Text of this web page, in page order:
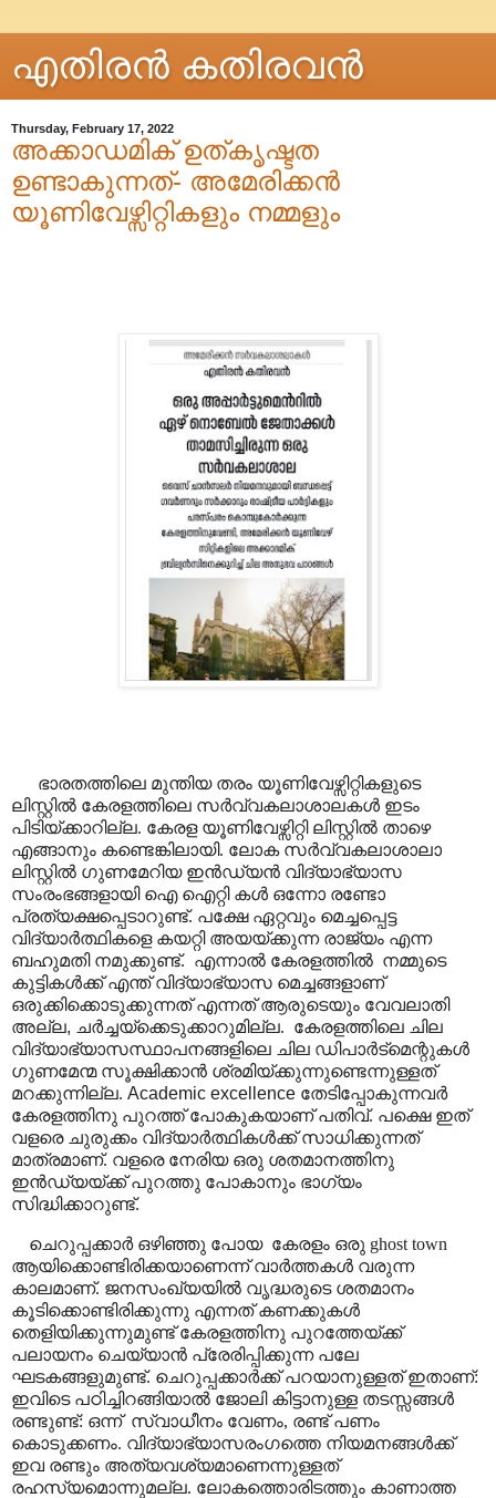
എതിരന്‍ കതിരവന്‍
Thursday, February 17, 2022
അക്കാഡമിക് ഉത്കൃഷ്ടത
ഉണ്ടാകുന്നത്- അമേരിക്കൻ
യൂണിവേഴ്സിറ്റികളും നമ്മളും
ഭാരതത്തിലെ മുന്തിയ തരം യൂണിവേഴ്സിറ്റികളുടെ
ലിസ്റ്റിൽ കേരളത്തിലെ സർവ്വകലാശാലകൾ ഇടം
പിടിയ്ക്കാറില്ല. കേരള യൂണിവേഴ്സിറ്റി ലിസ്റ്റിൽ താഴെ
എങ്ങാനും കണ്ടെങ്കിലായി. ലോക സർവ്വകലാശാലാ
ലിസ്റ്റിൽ ഗുണമേറിയ ഇൻഡ്യൻ വിദ്യാഭ്യാസ
സംരംഭങ്ങളായി ഐ ഐറ്റി കൾ ഒന്നോ രണ്ടോ
പ്രത്യക്ഷപ്പെടാറുണ്ട്. പക്ഷേ ഏറ്റവും മെച്ചപ്പെട്ട
വിദ്യാർത്ഥികളെ കയറ്റി അയയ്ക്കുന്ന രാജ്യം എന്ന
ബഹുമതി നമുക്കുണ്ട്. എന്നാൽ കേരളത്തിൽ നമ്മുടെ
കുട്ടികൾക്ക് എന്ത് വിദ്യാഭ്യാസ മെച്ചങ്ങളാണ്
ഒരുക്കിക്കൊടുക്കുന്നത് എന്നത് ആരുടെയും വേവലാതി
അല്ല, ചർച്ചയ്ക്കെടുക്കാറുമില്ല. കേരളത്തിലെ ചില
വിദ്യാഭ്യാസസ്ഥാപനങ്ങളിലെ ചില ഡിപാർട്മെന്റുകൾ
ഗുണമേന്മ സൂക്ഷിക്കാൻ ശ്രമിയ്ക്കുന്നുണ്ടെന്നുള്ളത്
മറക്കുന്നില്ല. Academic excellence തേടിപ്പോകുന്നവർ
കേരളത്തിനു പുറത്ത് പോകുകയാണ് പതിവ്. പക്ഷെ ഇത്
വളരെ ചുരുക്കം വിദ്യാർത്ഥികൾക്ക് സാധിക്കുന്നത്
മാത്രമാണ്. വളരെ നേരിയ ഒരു ശതമാനത്തിനു
ഇൻഡ്യയ്ക്ക് പുറത്തു പോകാനും ഭാഗ്യം
സിദ്ധിക്കാറുണ്ട്.
ചെറുപ്പക്കാർ ഒഴിഞ്ഞു പോയ കേരളം ഒരു ghost town
ആയിക്കൊണ്ടിരിക്കയാണെന്ന് വാർത്തകൾ വരുന്ന
കാലമാണ്. ജനസംഖ്യയിൽ വൃദ്ധരുടെ ശതമാനം
കൂടിക്കൊണ്ടിരിക്കുന്നു എന്നത് കണക്കുകൾ
തെളിയിക്കുന്നുമുണ്ട്കേരളത്തിനു പുറത്തേയ്ക്ക്
പലായനം ചെയ്യാൻ പ്രേരിപ്പിക്കുന്ന പലേ
ഘടകങ്ങളുമുണ്ട്. ചെറുപ്പക്കാർക്ക് പറയാനുള്ളത് ഇതാണ്:
ഇവിടെ പഠിച്ചിറങ്ങിയാൽ ജോലി കിട്ടാനുള്ള തടസ്സങ്ങൾ
രണ്ടുണ്ട്: ഒന്ന് സ്വാധീനം വേണം, രണ്ട് പണം
കൊടുക്കണം. വിദ്യാഭ്യാസരംഗത്തെ നിയമനങ്ങൾക്ക്
ഇവ രണ്ടും അത്യവശ്യമാണെന്നുള്ളത്
രഹസ്യമൊന്നുമല്ല. ലോകത്തൊരിടത്തും കാണാത്ത